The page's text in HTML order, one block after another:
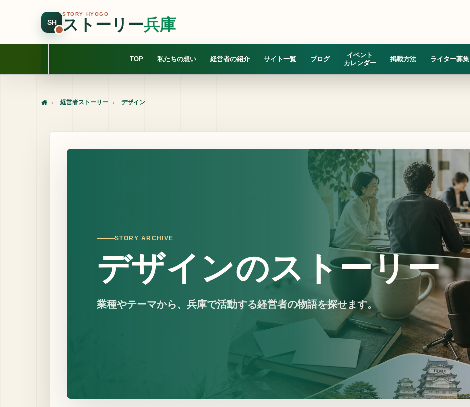
SH
STORY HYOGO
ストーリー兵庫
TOP 私たちの想い 経営者の紹介 サイト一覧 ブログ
イベント
カレンダー
掲載方法 ライター募集
経営者ストーリー デザイン
STORY ARCHIVE
デザインのストーリー
業種やテーマから、兵庫で活動する経営者の物語を探せます。